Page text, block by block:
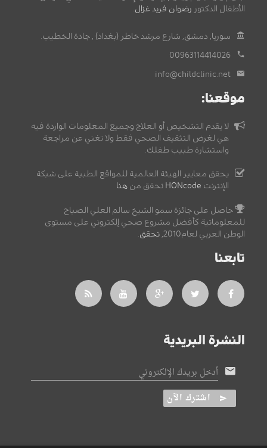
الأطفال الدكتور رضوان فريد غزال
سوريا, دمشق, شارع مرشد خاطر (بغداد) , جادة الخطيب.
00963114414026
info@childclinic.net
موقعنا:
لا يقدم التشخيص أو العلاج وجميع المعلومات الواردة فيه
هي لغرض التثقيف الصحي فقط ولا تغني عن مراجعة
واستشارة طبيب طفلك.
يحقق معايير الهيئة العالمية للمواقع الطبية على شبكة
الإنترنت HONcode تحقق من هنا
حاصل على جائزة سمو الشيخ سالم العلي الصباح
للمعلوماتية كأفضل مشروع صحي إلكتروني على مستوى
الوطن العربي لعام2010,
تحقق
تابعنا
النشرة البريدية
أدخل بريدك الإلكتروني
اشترك الآن